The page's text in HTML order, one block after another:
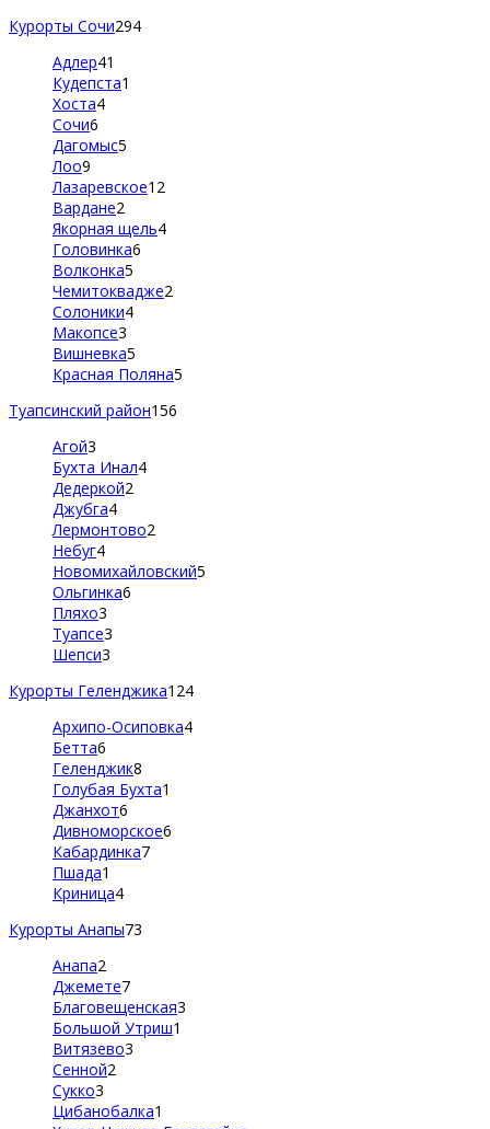
Курорты Сочи294
Адлер41
Кудепста1
Хоста4
Сочи6
Дагомыс5
Лоо9
Лазаревское12
Вардане2
Якорная щель4
Головинка6
Волконка5
Чемитоквадже2
Солоники4
Макопсе3
Вишневка5
Красная Поляна5
Туапсинский район156
Агой3
Бухта Инал4
Дедеркой2
Джубга4
Лермонтово2
Небуг4
Новомихайловский5
Ольгинка6
Пляхо3
Туапсе3
Шепси3
Курорты Геленджика124
Архипо-Осиповка4
Бетта6
Геленджик8
Голубая Бухта1
Джанхот6
Дивноморское6
Кабардинка7
Пшада1
Криница4
Курорты Анапы73
Анапа2
Джемете7
Благовещенская3
Большой Утриш1
Витязево3
Сенной2
Сукко3
Цибанобалка1